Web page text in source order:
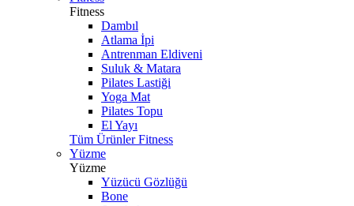
Fitness
Dambıl
Atlama İpi
Antrenman Eldiveni
Suluk & Matara
Pilates Lastiği
Yoga Mat
Pilates Topu
El Yayı
Tüm Ürünler Fitness
Yüzme
Yüzme
Yüzücü Gözlüğü
Bone